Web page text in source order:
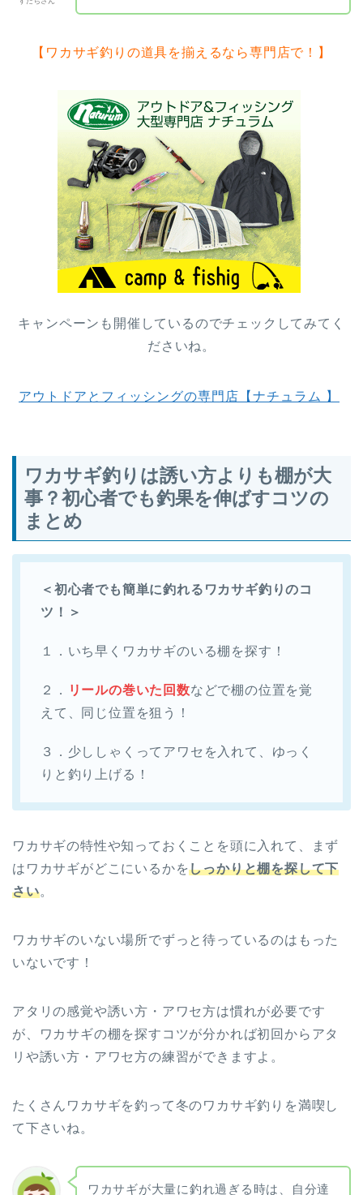
【ワカサギ釣りの道具を揃えるなら専門店で！】
キャンペーンも開催しているのでチェックしてみてく
ださいね。
アウトドアとフィッシングの専門店【ナチュラム 】
ワカサギ釣りは誘い方よりも棚が大
事？初心者でも釣果を伸ばすコツの
まとめ
＜初心者でも簡単に釣れるワカサギ釣りのコ
ツ！＞
１．いち早くワカサギのいる棚を探す！
２． リールの巻いた回数などで棚の位置を覚
えて、同じ位置を狙う！
３．少ししゃくってアワセを入れて、ゆっく
りと釣り上げる！
ワカサギの特性や知っておくことを頭に入れて、まず
はワカサギがどこにいるかをしっかりと棚を探して下
さい。
ワカサギのいない場所でずっと待っているのはもった
いないです！
アタリの感覚や誘い方・アワセ方は慣れが必要です
が、ワカサギの棚を探すコツが分かれば初回からアタ
リや誘い方・アワセ方の練習ができますよ。
たくさんワカサギを釣って冬のワカサギ釣りを満喫し
て下さいね。
ワカサギが大量に釣れ過ぎる時は、自分達